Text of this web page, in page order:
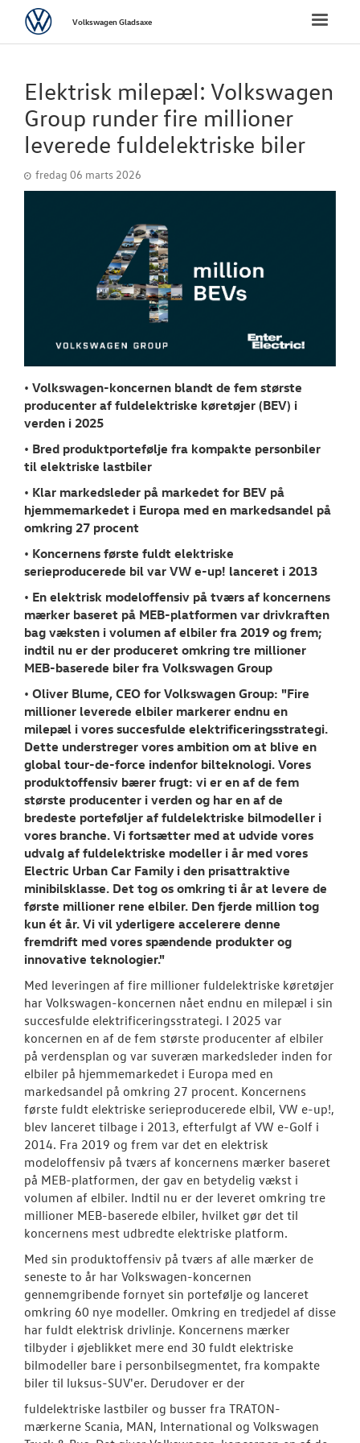
NYE
NYE VAREBILER
BRUGTE BILER
RESERVEDELE
NYHEDER
Tilmeld dig
Aktuelt
JOB OG
Toggle
VolkswagenVolkswagen Gladsaxe
Elektrisk milepæl: Volkswagen
Group runder fire millioner
leverede fuldelektriske biler
fredag 06 marts 2026
• Volkswagen-koncernen blandt de fem største
producenter af fuldelektriske køretøjer (BEV) i
verden i 2025
• Bred produktportefølje fra kompakte personbiler
til elektriske lastbiler
• Klar markedsleder på markedet for BEV på
hjemmemarkedet i Europa med en markedsandel på
omkring 27 procent
• Koncernens første fuldt elektriske
serieproducerede bil var VW e-up! lanceret i 2013
• En elektrisk modeloffensiv på tværs af koncernens
mærker baseret på MEB-platformen var drivkraften
bag væksten i volumen af elbiler fra 2019 og frem;
indtil nu er der produceret omkring tre millioner
MEB-baserede biler fra Volkswagen Group
• Oliver Blume, CEO for Volkswagen Group: "Fire
millioner leverede elbiler markerer endnu en
milepæl i vores succesfulde elektrificeringsstrategi.
Dette understreger vores ambition om at blive en
global tour-de-force indenfor bilteknologi. Vores
produktoffensiv bærer frugt: vi er en af de fem
største producenter i verden og har en af de
bredeste porteføljer af fuldelektriske bilmodeller i
vores branche. Vi fortsætter med at udvide vores
udvalg af fuldelektriske modeller i år med vores
Electric Urban Car Family i den prisattraktive
minibilsklasse. Det tog os omkring ti år at levere de
første millioner rene elbiler. Den fjerde million tog
kun ét år. Vi vil yderligere accelerere denne
fremdrift med vores spændende produkter og
innovative teknologier."
Med leveringen af fire millioner fuldelektriske køretøjer
har Volkswagen-koncernen nået endnu en milepæl i sin
succesfulde elektrificeringsstrategi. I 2025 var
koncernen en af de fem største producenter af elbiler
på verdensplan og var suveræn markedsleder inden for
elbiler på hjemmemarkedet i Europa med en
markedsandel på omkring 27 procent. Koncernens
første fuldt elektriske serieproducerede elbil, VW e-up!,
blev lanceret tilbage i 2013, efterfulgt af VW e-Golf i
2014. Fra 2019 og frem var det en elektrisk
modeloffensiv på tværs af koncernens mærker baseret
på MEB-platformen, der gav en betydelig vækst i
volumen af elbiler. Indtil nu er der leveret omkring tre
millioner MEB-baserede elbiler, hvilket gør det til
koncernens mest udbredte elektriske platform.
Med sin produktoffensiv på tværs af alle mærker de
seneste to år har Volkswagen-koncernen
gennemgribende fornyet sin portefølje og lanceret
omkring 60 nye modeller. Omkring en tredjedel af disse
har fuldt elektrisk drivlinje. Koncernens mærker
tilbyder i øjeblikket mere end 30 fuldt elektriske
bilmodeller bare i personbilsegmentet, fra kompakte
biler til luksus-SUV'er. Derudover er der
fuldelektriske lastbiler og busser fra TRATON-
mærkerne Scania, MAN, International og Volkswagen